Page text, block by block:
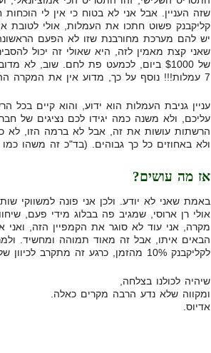
שזה העניין. אבל אני לא בטוח כי אין לי
קליקבנק פשוט חתכו את העמלות, אולי לטובת
יש להם מערכת מחורבנת שזו לא הפעם
שאני קצת מאמין לזה, היא שאולי זה יכול
7 עמלות!!! נוסף על כך, מדוע אין את המקרה ההפוך?
עניין גניבת העמלות הוא ידוע, והוא קיים
עליכם, ולא משנה כמה יגידו לכם נציגים של
הרשתות עושות את זה, אבל לא ברמה הזו, לא
ולא באחוזים כל כך גבוהים. (בד"כ זה משהו כמו 10%)…
אז מה עושים?
באמת שאני לא יודע. ולכן אני פונה למשווקי
אולי רן ארוסי, שמגיב פה בבלוג מידי פעם,
מקרה, אני עוד לא סוגר את הקמפיין הזה, ואני
הבאים איתו, אבל זה מאוד תמוהה ומחשיד.
לקליקבנק 10% מהזמן, כרגע זה מתקרב לכיוון של 0%.
שיהיה לכולנו בצלחה,
ומקווה שלא נדע הרבה מקרים כאלה.
אדיוס.